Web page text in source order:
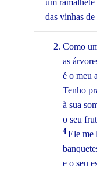
um ramalhete
das vinhas
Como
as
é o meu
Tenho
à sua
o seu
4 Ele me
e o seu